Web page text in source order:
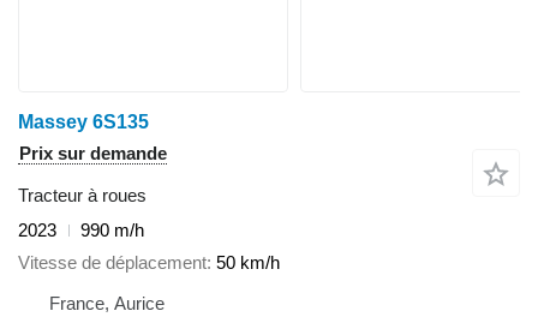
Massey 6S135
Prix sur demande
Tracteur à roues
2023
990 m/h
Vitesse de déplacement 50 km/h
France, Aurice